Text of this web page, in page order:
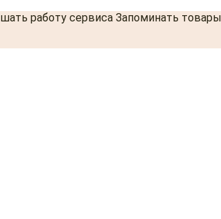
работу сервиса Запоминать